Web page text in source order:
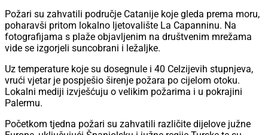
Požari su zahvatili područje Catanije koje gleda prema moru,
poharavši pritom lokalno ljetovalište La Capanninu. Na
fotografijama s plaže objavljenim na društvenim mrežama
vide se izgorjeli suncobrani i ležaljke.
Uz temperature koje su dosegnule i 40 Celzijevih stupnjeva,
vrući vjetar je pospješio širenje požara po cijelom otoku.
Lokalni mediji izvješćuju o velikim požarima i u pokrajini
Palermu.
Početkom tjedna požari su zahvatili različite dijelove južne